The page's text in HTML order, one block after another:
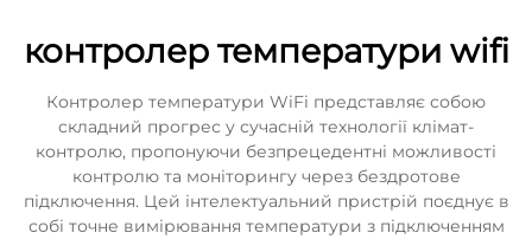
Зв'яжіться з нами
контролер температури wifi
Контролер температури WiFi представляє собою
складний прогрес у сучасній технології клімат-
контролю, пропонуючи безпрецедентні можливості
контролю та моніторингу через бездротове
підключення. Цей інтелектуальний пристрій поєднує в
собі точне вимірювання температури з підключенням